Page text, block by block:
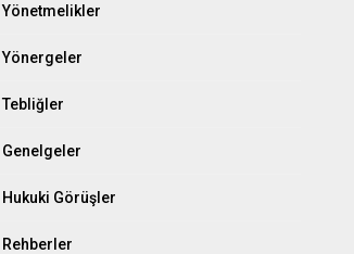
Yönetmelikler
Yönergeler
Tebliğler
Genelgeler
Hukuki Görüşler
Rehberler